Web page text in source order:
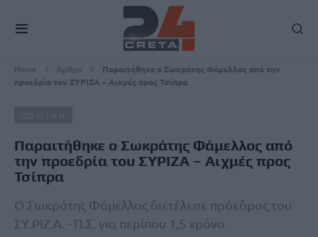
Home Άρθρα
Παραιτήθηκε ο Σωκράτης Φάμελλος από την
προεδρία του ΣΥΡΙΖΑ – Aιχμές προς Τσίπρα
Παραιτήθηκε ο Σωκράτης Φάμελλος από
την προεδρία του ΣΥΡΙΖΑ – Aιχμές προς
Τσίπρα
Ο Σωκράτης Φάμελλος διετέλεσε πρόεδρος του
ΣΥ.ΡΙΖ.Α. - Π.Σ. για περίπου 1,5 χρόνο